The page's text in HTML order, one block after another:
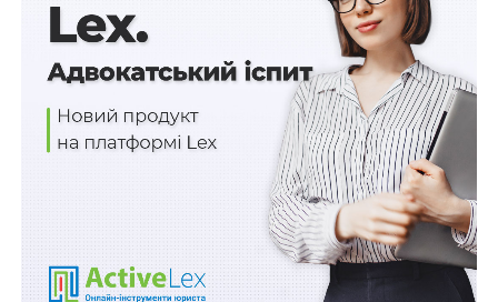
оскільки, існує: (а) множинність суб’єктів. Для права
власності характерна наявність одного суб’єкта, якому
належить відповідне майно (наприклад, один
будинок – один власник). Навпаки, спільна часткова
власність завжди відзначається множинністю
суб’єктів (наприклад, один будинок – два
співвласники); (б) єдність об’єкта.
Декільком учасникам спільної часткової власності
завжди належить певна сукупність майна. Частка в
праві спільної часткової власності, що належить